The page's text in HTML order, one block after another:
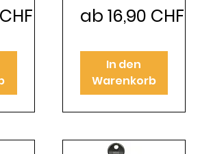
ab 16,90 CHF
Sale-Preis
In den
Warenkorb